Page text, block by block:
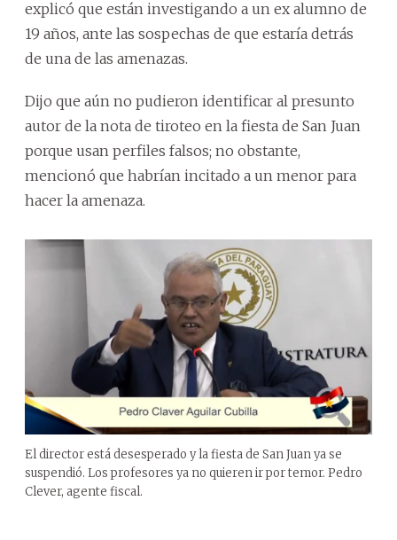
explicó que están investigando a un ex alumno de
19 años, ante las sospechas de que estaría detrás
de una de las amenazas.
Dijo que aún no pudieron identificar al presunto
autor de la nota de tiroteo en la fiesta de San Juan
porque usan perfiles falsos; no obstante,
mencionó que habrían incitado a un menor para
hacer la amenaza.
El director está desesperado y la fiesta de San Juan ya se
suspendió. Los profesores ya no quieren ir por temor. Pedro
Clever, agente fiscal.